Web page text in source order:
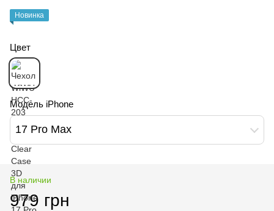
Новинка
Цвет
Модель iPhone
17 Pro Max
В наличии
979 грн